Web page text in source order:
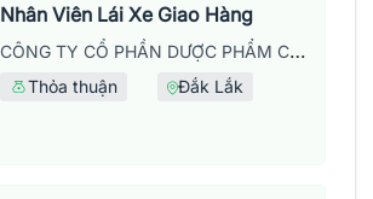
Nhân Viên Lái Xe Giao Hàng
CÔNG TY CỔ PHẦN DƯỢC PHẨM CPC1 HÀ NỘI
Thỏa thuận Đắk Lắk